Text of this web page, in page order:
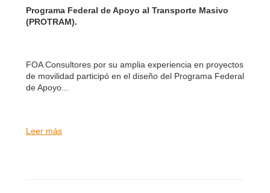
Programa Federal de Apoyo al Transporte Masivo
(PROTRAM).
FOA Consultores por su amplia experiencia en proyectos
de movilidad participó en el diseño del Programa Federal
de Apoyo...
Leer más